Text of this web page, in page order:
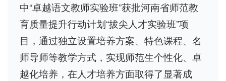
中“卓越语文教师实验班”获批河南省师范教
育质量提升行动计划“拔尖人才实验班”项
目，通过独立设置培养方案、特色课程、名
师导师等教学方式，实现师范生个性化、卓
越化培养，在人才培养方面取得了显著成